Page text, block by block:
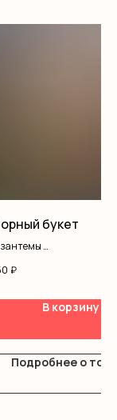
букет
₽
В корзину
Подробнее о